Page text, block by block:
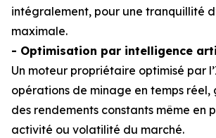
intégralement, pour une tranquillité
maximale.
- Optimisation par intelligence
Un moteur propriétaire optimisé par
opérations de minage en temps réel,
des rendements constants même en
activité ou volatilité du marché.